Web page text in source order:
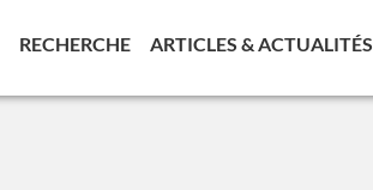
(CURRENT)
RECHERCHE(CURRENT)
ARTICLES & ACTUALITÉS